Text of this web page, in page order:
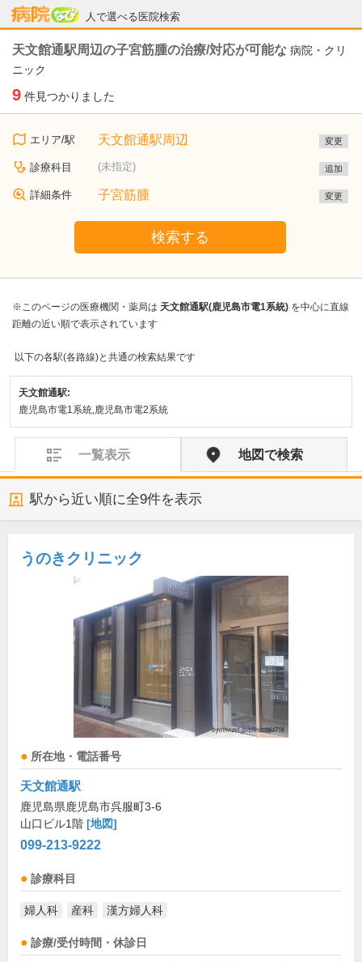
人で選べる医院検索
病院なび
天文館通駅周辺の子宮筋腫の治療/対応が可能な 病院・クリ
ニック
9 件見つかりました
エリア/駅 天文館通駅周辺 変更
診療科目 (未指定) 追加
詳細条件 子宮筋腫 変更
検索する
※このページの医療機関・薬局は 天文館通駅(鹿児島市電1系統) を中心に直線
距離の近い順で表示されています
以下の各駅(各路線)と共通の検索結果です
天文館通駅:
鹿児島市電1系統,鹿児島市電2系統
一覧表示 地図で検索
駅から近い順に全9件を表示
うのきクリニック
所在地・電話番号
天文館通駅
鹿児島県鹿児島市呉服町3-6
山口ビル1階 [地図]
099-213-9222
診療科目
婦人科 産科 漢方婦人科
診療/受付時間・休診日